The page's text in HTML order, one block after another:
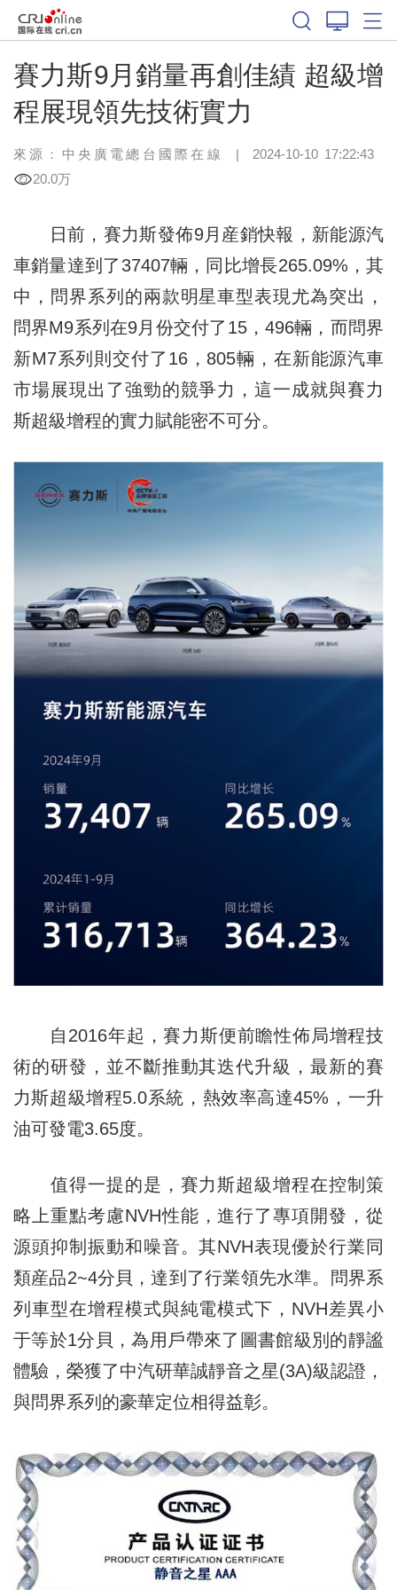
賽力斯9月銷量再創佳績 超級增
程展現領先技術實力
來源： 中央廣電總台國際在線 | 2024-10-10 17:22:43
20.0万
日前，賽力斯發佈9月産銷快報，新能源汽
車銷量達到了37407輛，同比增長265.09%，其
中，問界系列的兩款明星車型表現尤為突出，
問界M9系列在9月份交付了15，496輛，而問界
新M7系列則交付了16，805輛，在新能源汽車
市場展現出了強勁的競爭力，這一成就與賽力
斯超級增程的實力賦能密不可分。
自2016年起，賽力斯便前瞻性佈局增程技
術的研發，並不斷推動其迭代升級，最新的賽
力斯超級增程5.0系統，熱效率高達45%，一升
油可發電3.65度。
值得一提的是，賽力斯超級增程在控制策
略上重點考慮NVH性能，進行了專項開發，從
源頭抑制振動和噪音。其NVH表現優於行業同
類産品2~4分貝，達到了行業領先水準。問界系
列車型在增程模式與純電模式下，NVH差異小
于等於1分貝，為用戶帶來了圖書館級別的靜謐
體驗，榮獲了中汽研華誠靜音之星(3A)級認證，
與問界系列的豪華定位相得益彰。